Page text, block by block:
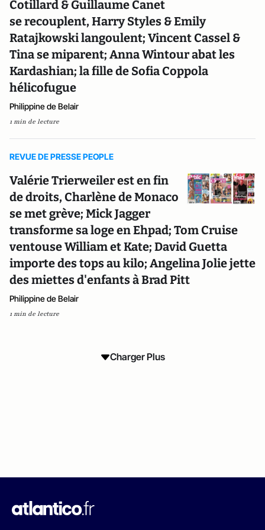
Cotillard & Guillaume Canet
se recouplent, Harry Styles & Emily
Ratajkowski langoulent; Vincent Cassel &
Tina se miparent; Anna Wintour abat les
Kardashian; la fille de Sofia Coppola
hélicofugue
Philippine de Belair
1 min de lecture
REVUE DE PRESSE PEOPLE
Valérie Trierweiler est en fin
de droits, Charlène de Monaco
se met grève; Mick Jagger
transforme sa loge en Ehpad; Tom Cruise
ventouse William et Kate; David Guetta
importe des tops au kilo; Angelina Jolie jette
des miettes d'enfants à Brad Pitt
Philippine de Belair
1 min de lecture
Charger Plus